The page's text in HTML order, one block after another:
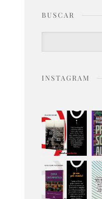
BUSCAR
INSTAGRAM